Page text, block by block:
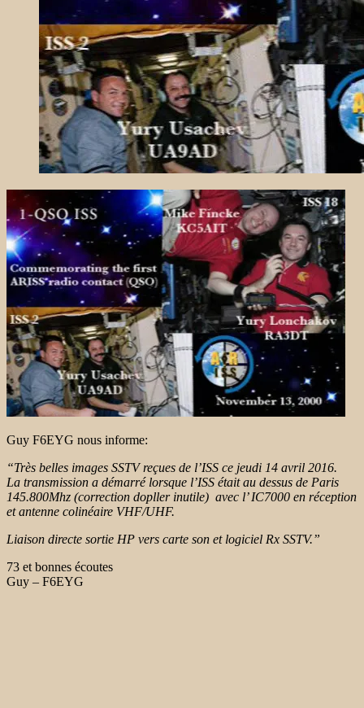
Guy F6EYG nous informe:
“Très belles images SSTV reçues de l’ISS ce jeudi 14 avril 2016.
La transmission a démarré lorsque l’ISS était au dessus de Paris
145.800Mhz (correction dopller inutile) avec l’ IC7000 en réception
et antenne colinéaire VHF/UHF.
Liaison directe sortie HP vers carte son et logiciel Rx SSTV.”
73 et bonnes écoutes
Guy – F6EYG